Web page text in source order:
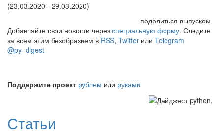
(23.03.2020 - 29.03.2020)
поделиться выпуском
Добавляйте свои новости через специальную форму. Следите
за всем этим безобразием в RSS, Twitter или Telegram
@py_digest
Поддержите проект рублем или руками
Статьи